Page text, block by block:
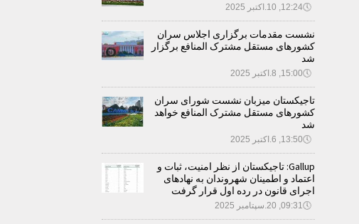
🕔12:24, 10.اکتبر 2025
نشست مقدمات برگزاری اجلاس سران
کشورهای مستقل مشترک المنافع برگزار
شد
🕔15:00, 8.اکتبر 2025
تاجیکستان میزبان نشست شورای سران
کشورهای مستقل مشترک المنافع خواهد
شد
🕔13:50, 6.اکتبر 2025
Gallup: تاجیکستان از نظر امنیت، ثبات و
اعتماد و اطمینان شهروندان به نهادهای
اجرای قانون در رده اول قرار گرفت
🕔09:31, 20.سپتامبر 2025